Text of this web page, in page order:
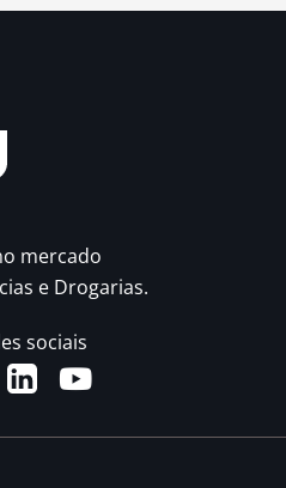
mercado
e Drogarias.
sociais